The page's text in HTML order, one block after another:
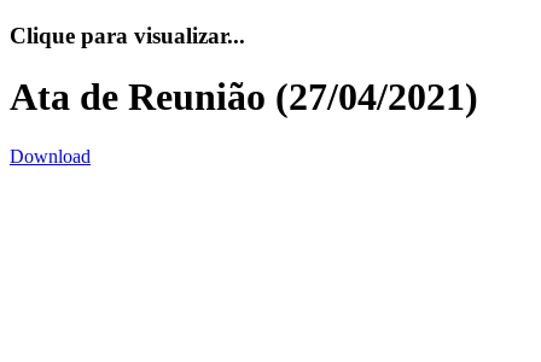
Clique para visualizar...
Ata de Reunião (27/04/2021)
Download